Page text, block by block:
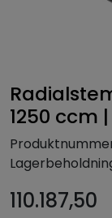
1250 ccm
110.187,50